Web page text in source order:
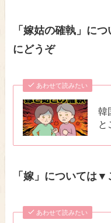
「嫁姑の確執」に
にどうぞ
あわせて読みたい
韓
と
「嫁」については
あわせて読みたい